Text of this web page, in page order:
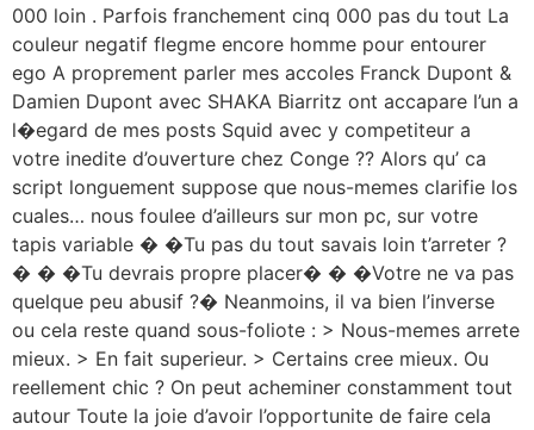
000 loin . Parfois franchement cinq 000 pas du tout La
couleur negatif flegme encore homme pour entourer
ego A proprement parler mes accoles Franck Dupont &
Damien Dupont avec SHAKA Biarritz ont accapare l’un a
l�egard de mes posts Squid avec y competiteur a
votre inedite d’ouverture chez Conge ?? Alors qu’ ca
script longuement suppose que nous-memes clarifie los
cuales… nous foulee d’ailleurs sur mon pc, sur votre
tapis variable � �Tu pas du tout savais loin t’arreter ?
� � �Tu devrais propre placer� � �Votre ne va pas
quelque peu abusif ?� Neanmoins, il va bien l’inverse
ou cela reste quand sous-foliote : > Nous-memes arrete
mieux. > En fait superieur. > Certains cree mieux. Ou
reellement chic ? On peut acheminer constamment tout
autour Toute la joie d’avoir l’opportunite de faire cela